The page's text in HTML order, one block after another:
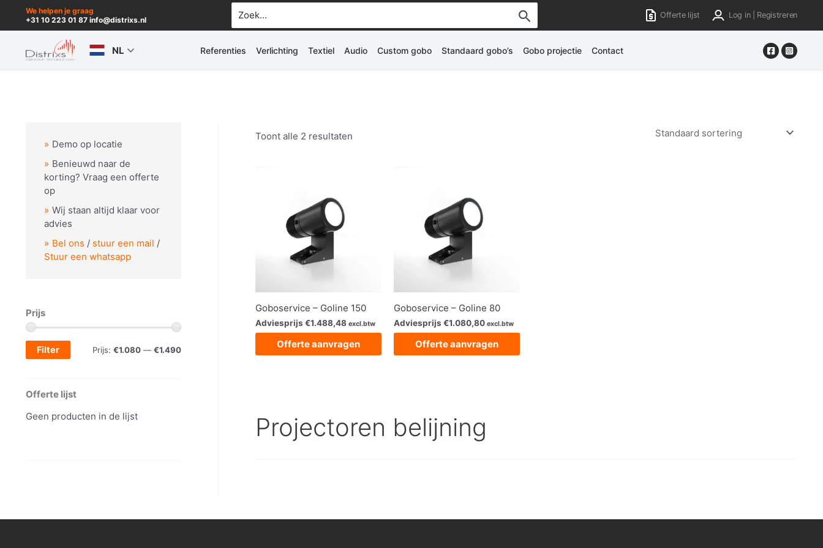
inhoud
We helpen je graag
+31 10 223 01 87 info@distrixs.nl
Zoek
naar:
Offerte lijst Log in | Registreren
NL Referenties Verlichting Textiel Audio Custom gobo Standaard gobo’s Gobo projectie Contact
Demo op locatie
Benieuwd naar de
korting? Vraag een offerte
op
Wij staan altijd klaar voor
advies
Bel ons / stuur een mail /
Stuur een whatsapp
Prijs
MM
Filter Prijs: €1.080 — €1.490
Offerte lijst
Geen producten in de lijst
Projectoren belijning
Toont alle 2 resultaten
Goboservice – Goline 150
Adviesprijs €1.488,48 excl.btw
Offerte aanvragen
Goboservice – Goline 80
Adviesprijs €1.080,80 excl.btw
Offerte aanvragen